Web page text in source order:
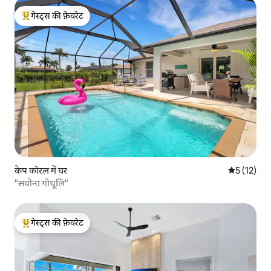
गेस्ट्स का टॉप फ़ेवरेट
गेस्ट्स की फ़ेवरेट
केप कोरल में घर औसत रेटिंग
5 (12)
"सवोना गोधूलि"
गेस्ट्स का टॉप फ़ेवरेट
गेस्ट्स की फ़ेवरेट